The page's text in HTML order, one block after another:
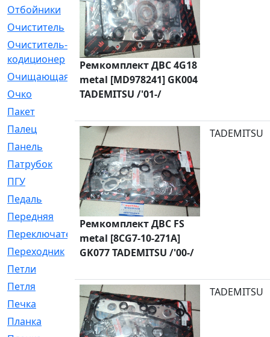
Отбойники
[80]
Очиститель
[15]
Очиститель-
кодиционер
[1]
Очищающая
[1]
Очко
[24]
Пакет
Палец
[4]
Панель
[61]
Патрубок
[248]
ПГУ
[2]
Педаль
[3]
Передняя
[22]
Переключатель
[36]
Переходник
[4]
Петли
Петля
[3]
Печка
[3]
Планка
[21]
Ремкомплект ДВС 4G18
metal [MD978241] GK004
TADEMITSU /'01-/
Ремкомплект ДВС FS
metal [8CG7-10-271A]
GK077 TADEMITSU /'00-/
TADEMITSU
TADEMITSU